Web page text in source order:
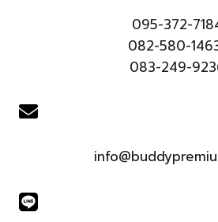
095-372-
082-580-
083-249-